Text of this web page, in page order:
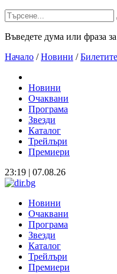
Въведете дума или фраза
Начало / Новини /
Новини
Очаквани
Програма
Звезди
Каталог
Трейлъри
Премиери
23:19 | 07.08.26
Новини
Очаквани
Програма
Звезди
Каталог
Трейлъри
Премиери